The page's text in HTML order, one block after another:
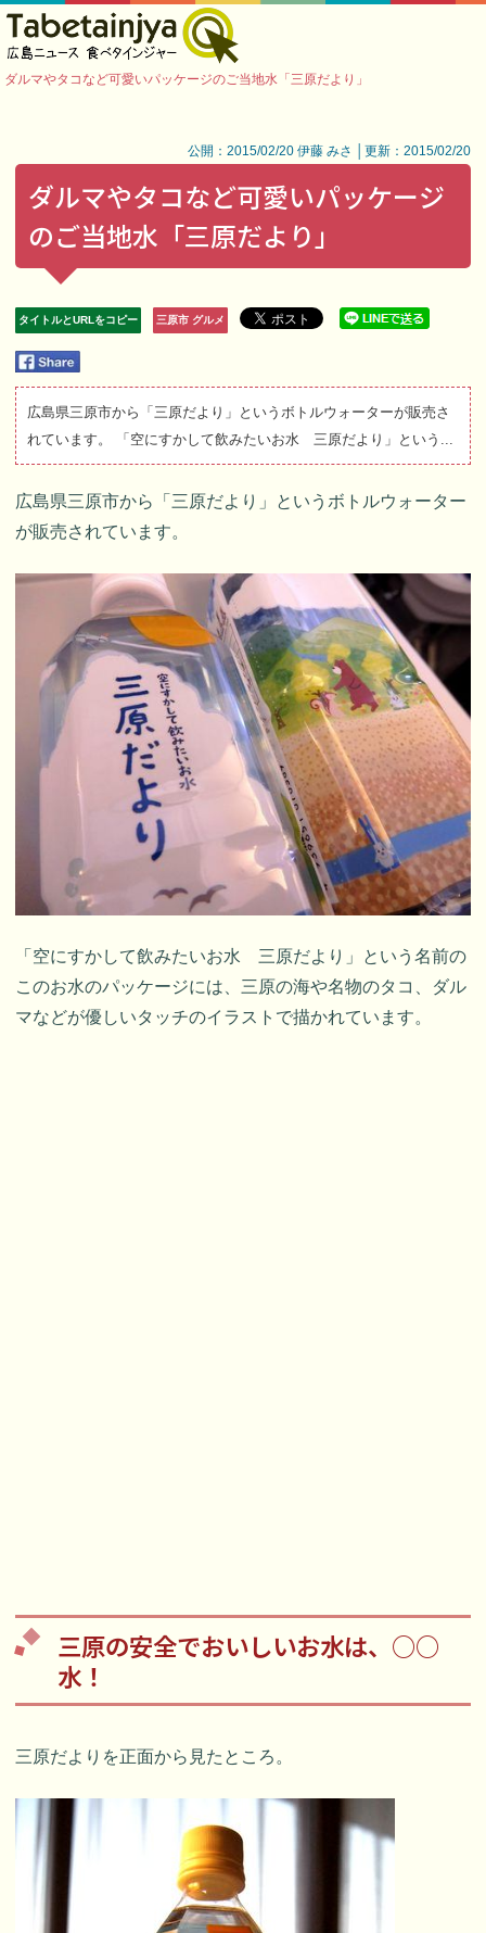
ダルマやタコなど可愛いパッケージのご当地水「三原だより」
公開：2015/02/20 伊藤 みさ │更新：2015/02/20
ダルマやタコなど可愛いパッケージ
のご当地水「三原だより」
タイトルとURLをコピー 三原市 グルメ
広島県三原市から「三原だより」というボトルウォーターが販売さ
れています。 「空にすかして飲みたいお水 三原だより」という...
広島県三原市から「三原だより」というボトルウォーター
が販売されています。
「空にすかして飲みたいお水 三原だより」という名前の
このお水のパッケージには、三原の海や名物のタコ、ダル
マなどが優しいタッチのイラストで描かれています。
三原の安全でおいしいお水は、○○
水！
三原だよりを正面から見たところ。